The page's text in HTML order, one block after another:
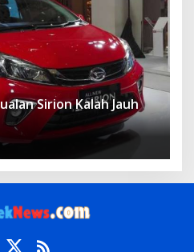
Sirion Kalah Jauh